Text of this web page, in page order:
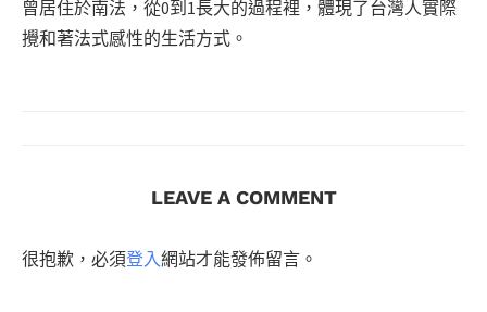
曾居住於南法，從0到1長大的過程裡，體現了台灣人實際
攪和著法式感性的生活方式。
LEAVE A COMMENT
很抱歉，必須登入網站才能發佈留言。